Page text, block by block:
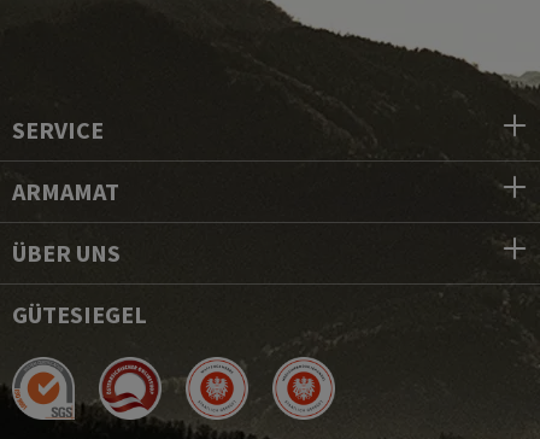
SERVICE
ARMAMAT
ÜBER UNS
GÜTESIEGEL